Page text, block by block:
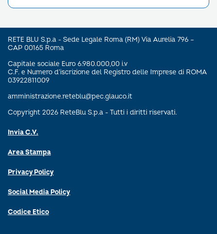
RETE BLU S.p.a - Sede Legale Roma (RM) Via Aurelia 796 –
CAP 00165 Roma
Capitale sociale Euro 6.980.000,00 i.v
C.F. e Numero d’iscrizione del Registro delle Imprese di ROMA
03922811009
amministrazione.reteblu@pec.glauco.it
Copyright 2026 ReteBlu S.p.a - Tutti i diritti riservati.
Invia C.V.
Area Stampa
Privacy Policy
Social Media Policy
Codice Etico